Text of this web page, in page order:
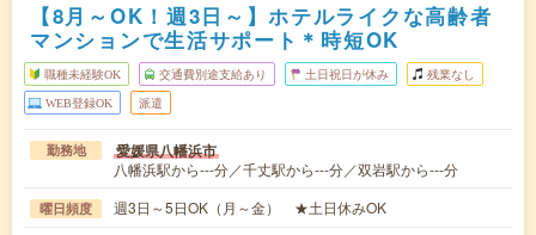
【8月～OK！週3日～】ホテルライクな高齢者
マンションで生活サポート＊時短OK
職種未経験OK 交通費別途支給あり 土日祝日が休み 残業なし
WEB登録OK 派遣
勤務地 愛媛県八幡浜市
八幡浜駅から---分／千丈駅から---分／双岩駅から---分
曜日頻度 週3日～5日OK（月～金） ★土日休みOK